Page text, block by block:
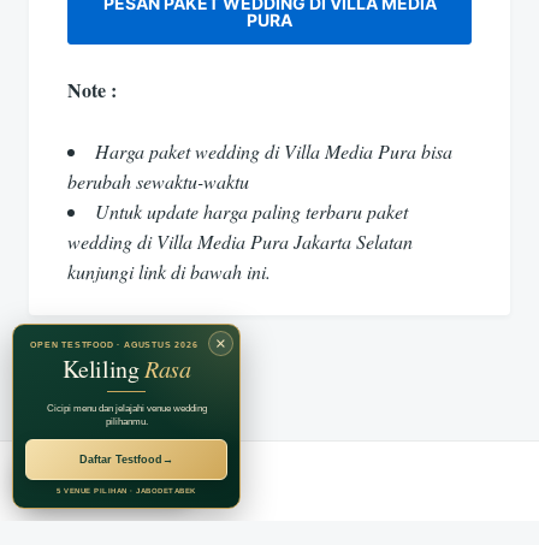
PURA
Note :
Harga paket wedding di Villa Media Pura bisa
berubah sewaktu-waktu
Untuk update harga paling terbaru paket
wedding di Villa Media Pura Jakarta Selatan
kunjungi link di bawah ini.
RECOMMENDED BY
Jagarasa Group
×
OPEN TESTFOOD · AGUSTUS 2026
KelilingRasa
Cicipi menu dan jelajahi venue wedding
pilihanmu.
Daftar Testfood →
5 VENUE PILIHAN · JABODETABEK